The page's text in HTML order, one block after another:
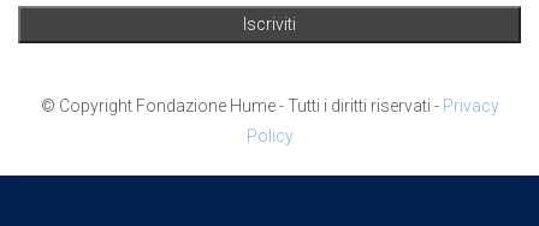
© Copyright Fondazione Hume - Tutti i diritti riservati - Privacy
Policy